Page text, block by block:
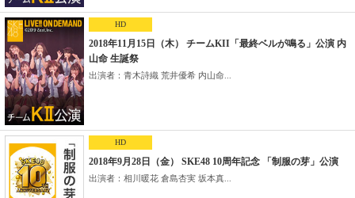
HD
2018年11月15日（木） チームKII「最終ベルが鳴る」公演 内
山命 生誕祭
出演者：青木詩織 荒井優希 内山命...
HD
2018年9月28日（金） SKE48 10周年記念 「制服の芽」公演
出演者：相川暖花 倉島杏実 坂本真...